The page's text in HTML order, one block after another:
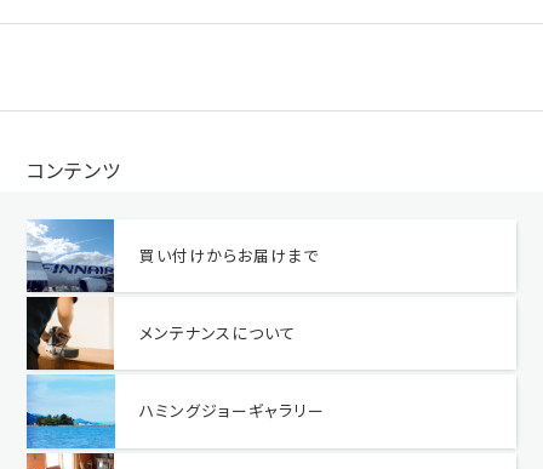
コンテンツ
買い付けからお届けまで
メンテナンスについて
ハミングジョーギャラリー